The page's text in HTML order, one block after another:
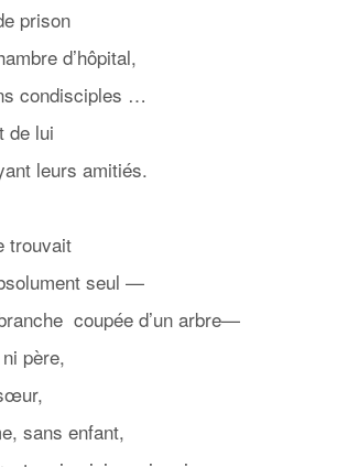
prison
d’hôpital,
condisciples …
de lui
leurs amitiés.
trouvait
seul —
coupée d’un arbre—
père,
sans enfant,